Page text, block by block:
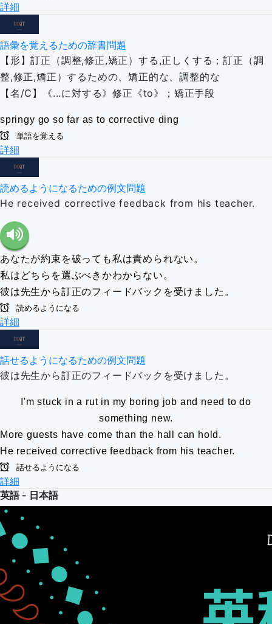
詳細
語彙を覚えるための辞書問題
【形】訂正（調整,修正,矯正）する,正しくする；訂正（調
整,修正,矯正）するための、矯正的な、調整的な
【名/C】《...に対する》修正《to》；矯正手段
springy go so far as to corrective ding
単語を覚える
詳細
読めるようになるための例文問題
He received corrective feedback from his teacher.
あなたが約束を破っても私は責められない。
私はどちらを選ぶべきかわからない。
彼は先生から訂正のフィードバックを受けました。
読めるようになる
詳細
話せるようになるための例文問題
彼は先生から訂正のフィードバックを受けました。
I'm stuck in a rut in my boring job and need to do
something new.
More guests have come than the hall can hold.
He received corrective feedback from his teacher.
話せるようになる
詳細
英語 - 日本語